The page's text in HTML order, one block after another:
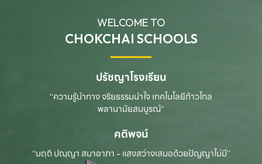
WELCOME TO
CHOKCHAI SCHOOLS
ปรัชญาโรงเรียน
“ความรู้นำทาง จริยธรรมนำใจ เทคโนโลยีก้าวไกล
พลานามัยสมบูรณ์”
คติพจน์
“นตฺถิ ปณฺญา สมาอาภา - แสงสว่างเสมอด้วยปัญญาไม่มี”